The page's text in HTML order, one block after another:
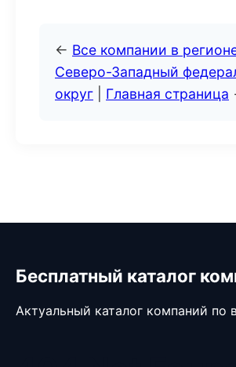
← Все компании в
Северо-Западный
округ
Главная страница
Бесплатный каталог
Актуальный каталог компаний по